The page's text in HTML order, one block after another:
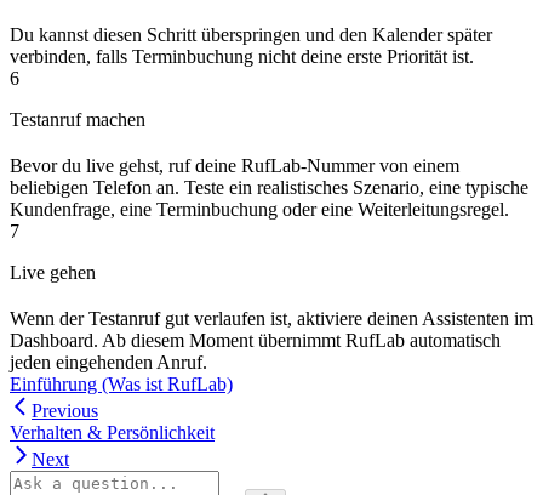
Du kannst diesen Schritt überspringen und den Kalender später
verbinden, falls Terminbuchung nicht deine erste Priorität ist.
6
Testanruf machen
Bevor du live gehst, ruf deine RufLab-Nummer von einem
beliebigen Telefon an. Teste ein realistisches Szenario, eine typische
Kundenfrage, eine Terminbuchung oder eine Weiterleitungsregel.
7
Live gehen
Wenn der Testanruf gut verlaufen ist, aktiviere deinen Assistenten im
Dashboard. Ab diesem Moment übernimmt RufLab automatisch
jeden eingehenden Anruf.
Einführung (Was ist RufLab)
Previous
Verhalten & Persönlichkeit
Next